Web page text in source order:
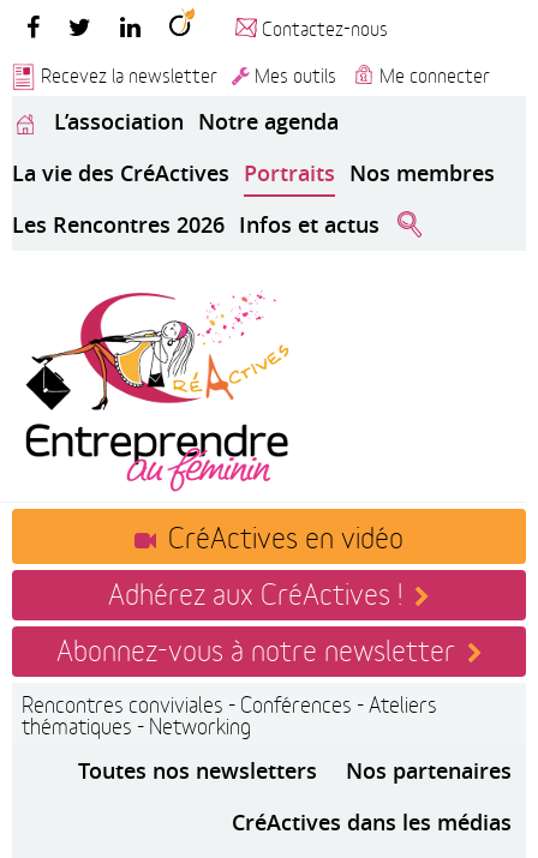
Contactez-nous
Recevez la newsletter
Mes outils Me connecter
L’association Notre agenda
La vie des CréActives Portraits Nos membres
Les Rencontres 2026 Infos et actus
CréActives en vidéo
Adhérez aux CréActives !
Abonnez-vous à notre newsletter
Rencontres conviviales - Conférences - Ateliers
thématiques - Networking
Toutes nos newsletters
Nos partenaires
CréActives dans les médias